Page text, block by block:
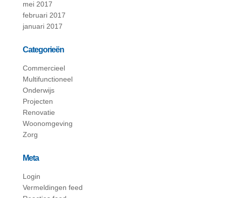
mei 2017
februari 2017
januari 2017
Categorieën
Commercieel
Multifunctioneel
Onderwijs
Projecten
Renovatie
Woonomgeving
Zorg
Meta
Login
Vermeldingen feed